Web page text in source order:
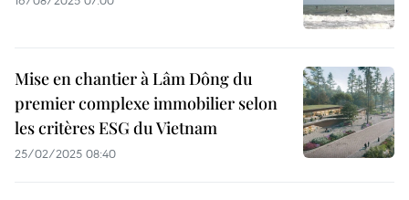
Mise en chantier à Lâm Dông du
premier complexe immobilier selon
les critères ESG du Vietnam
25/02/2025 08:40